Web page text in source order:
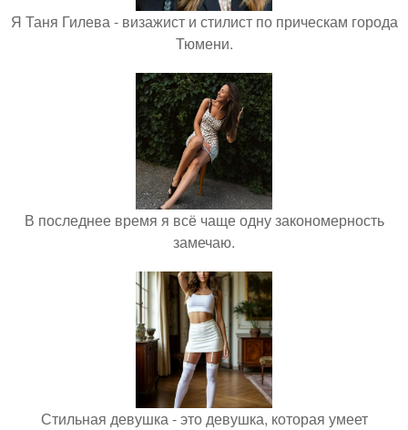
Я Таня Гилева - визажист и стилист по прическам города
Тюмени.
В последнее время я всё чаще одну закономерность
замечаю.
Стильная девушка - это девушка, которая умеет